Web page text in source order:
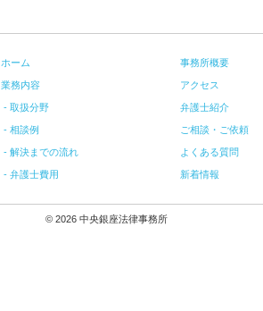
ホーム
業務内容
取扱分野
相談例
解決までの流れ
弁護士費用
事務所概要
アクセス
弁護士紹介
ご相談・ご依頼
よくある質問
新着情報
© 2026 中央銀座法律事務所